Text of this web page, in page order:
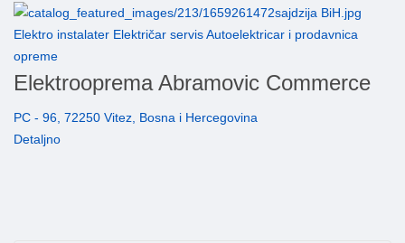
Elektro instalater Električar servis Autoelektricar i prodavnica
opreme
Elektrooprema Abramovic Commerce
PC - 96, 72250 Vitez, Bosna i Hercegovina
Detaljno